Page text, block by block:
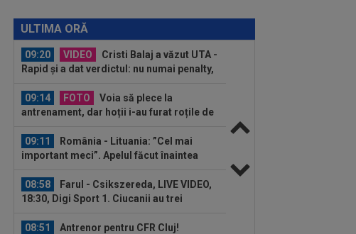
ULTIMA ORĂ
Cristi Chivu, chiar dacă i-a schimbat
poziția...
09:20
VIDEO
Cristi Balaj a văzut UTA -
Rapid și a dat verdictul: nu numai penalty,
09:14
FOTO
Voia să plece la
antrenament, dar hoții i-au furat roțile de
09:11
România - Lituania: ”Cel mai
important meci”. Apelul făcut înaintea
08:58
Farul - Csikszereda, LIVE VIDEO,
18:30, Digi Sport 1. Ciucanii au trei
08:51
Antrenor pentru CFR Cluj!